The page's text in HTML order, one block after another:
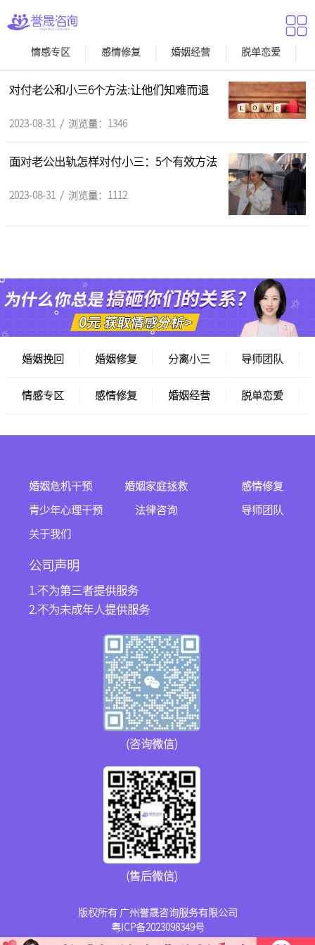
情感专区 感情修复 婚姻经营 脱单恋爱
对付老公和小三6个方法:让他们知难而退
2023-08-31 / 浏览量：1346
面对老公出轨怎样对付小三：5个有效方法
2023-08-31 / 浏览量：1112
婚姻挽回 婚姻修复 分离小三 导师团队
情感专区 感情修复 婚姻经营 脱单恋爱
婚姻危机干预 婚姻家庭拯救 感情修复
青少年心理干预 法律咨询 导师团队
关于我们
公司声明
1.不为第三者提供服务
2.不为未成年人提供服务
(咨询微信)
(售后微信)
版权所有 广州誉晟咨询服务有限公司
粤ICP备2023098349号